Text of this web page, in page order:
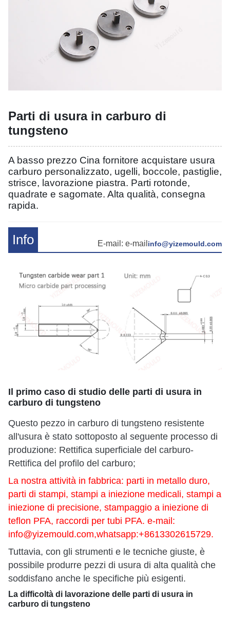
Parti di usura in carburo di
tungsteno
A basso prezzo Cina fornitore acquistare usura
carburo personalizzato, ugelli, boccole, pastiglie,
strisce, lavorazione piastra. Parti rotonde,
quadrate e sagomate. Alta qualità, consegna
rapida.
Info E-mail: e-mail info@yizemould.com
Il primo caso di studio delle parti di usura in
carburo di tungsteno
Questo pezzo in carburo di tungsteno resistente
all'usura è stato sottoposto al seguente processo di
produzione: Rettifica superficiale del carburo-
Rettifica del profilo del carburo;
La nostra attività in fabbrica: parti in metallo duro,
parti di stampi, stampi a iniezione medicali, stampi a
iniezione di precisione, stampaggio a iniezione di
teflon PFA, raccordi per tubi PFA. e-mail:
info@yizemould.com,whatsapp:+8613302615729.
Tuttavia, con gli strumenti e le tecniche giuste, è
possibile produrre pezzi di usura di alta qualità che
soddisfano anche le specifiche più esigenti.
La difficoltà di lavorazione delle parti di usura in
carburo di tungsteno